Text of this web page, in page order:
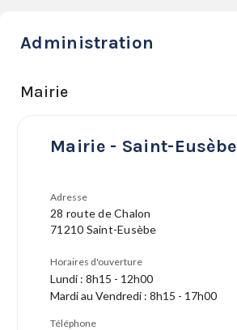
Administration
Mairie
Mairie - Saint-Eusèbe
Adresse
28 route de Chalon
71210 Saint-Eusèbe
Horaires d'ouverture
Lundi : 8h15 - 12h00
Mardi au Vendredi : 8h15 - 17h00
Téléphone